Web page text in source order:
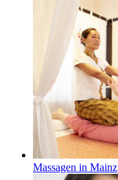
Massagen in Mainz